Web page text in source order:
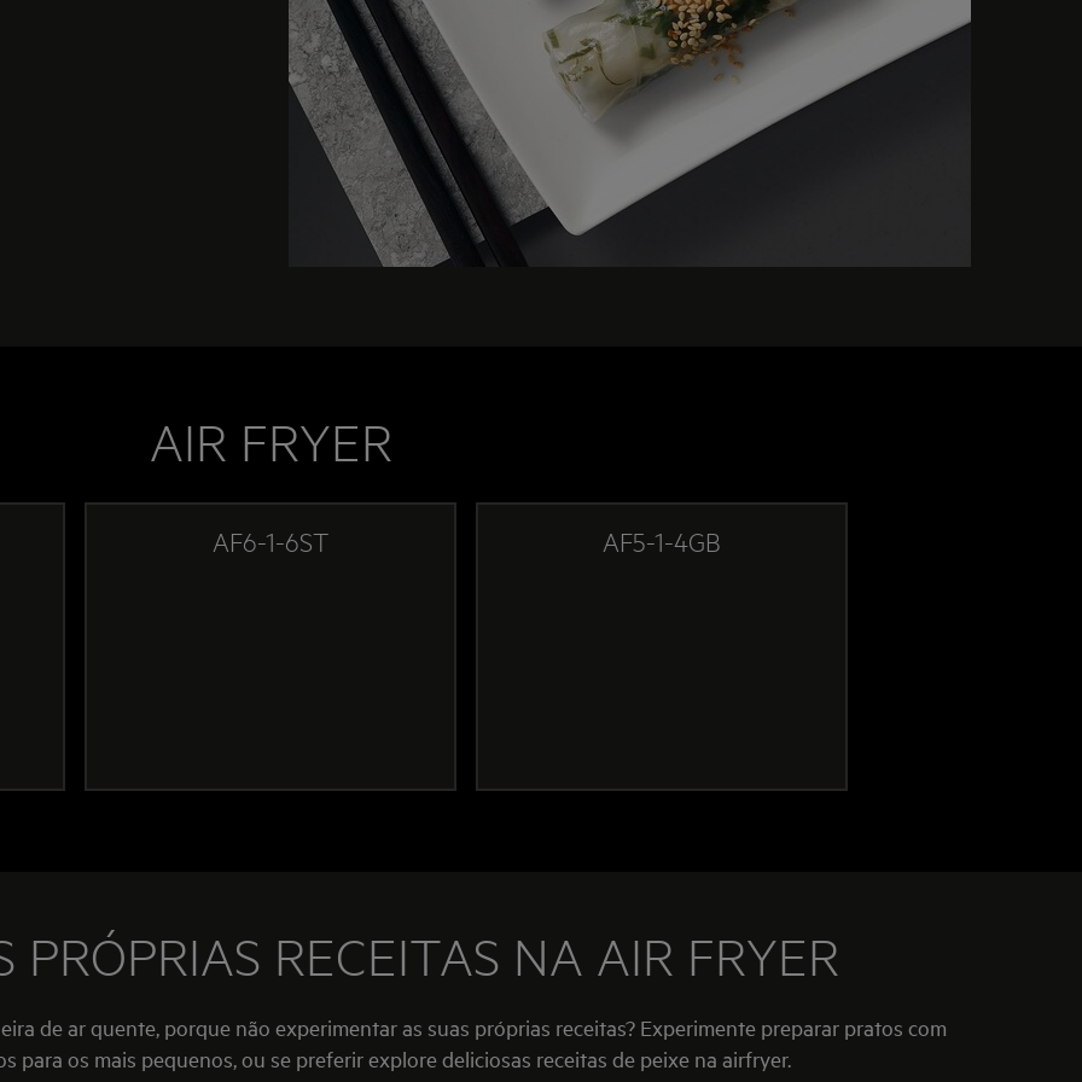
AIR FRYER
AF6-1-6ST AF5-1-4GB
PRÓPRIAS RECEITAS NA AIR FRYER
de ar quente, porque não experimentar as suas próprias receitas? Experimente preparar pratos com
para os mais pequenos, ou se preferir explore deliciosas receitas de peixe na airfryer.